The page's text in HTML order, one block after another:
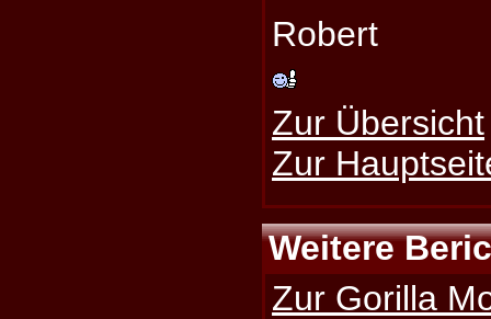
Robert
Zur Übersicht
Zur
Weitere
Zur Gorilla